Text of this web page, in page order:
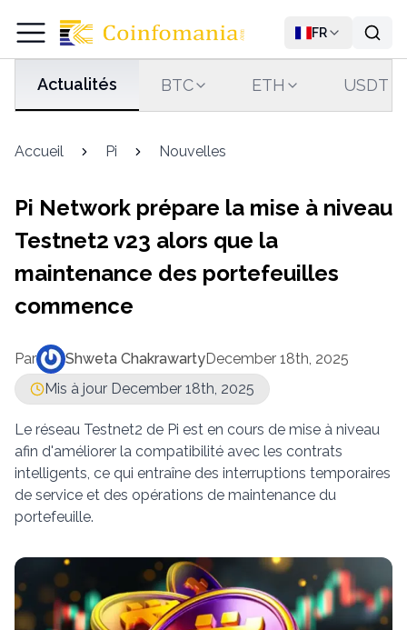
FR
Actualités BTC ETH USDT
Accueil Pi Nouvelles
Pi Network prépare la mise à niveau
Testnet2 v23 alors que la
maintenance des portefeuilles
commence
Par Shweta ChakrawartyDecember 18th, 2025
Mis à jour December 18th, 2025
Le réseau Testnet2 de Pi est en cours de mise à niveau
afin d'améliorer la compatibilité avec les contrats
intelligents, ce qui entraîne des interruptions temporaires
de service et des opérations de maintenance du
portefeuille.